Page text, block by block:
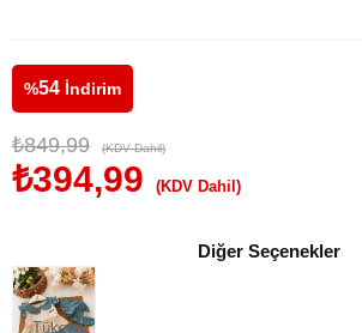
%54 İndirim
₺849,99 (KDV Dahil)
₺394,99 (KDV Dahil)
Diğer Seçenekler
Tükendi